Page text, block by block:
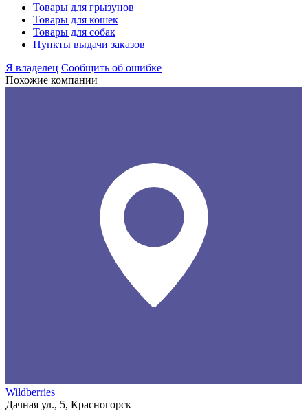
Товары для грызунов
Товары для кошек
Товары для собак
Пункты выдачи заказов
Я владелец Сообщить об ошибке
Похожие компании
Wildberries
Дачная ул., 5, Красногорск